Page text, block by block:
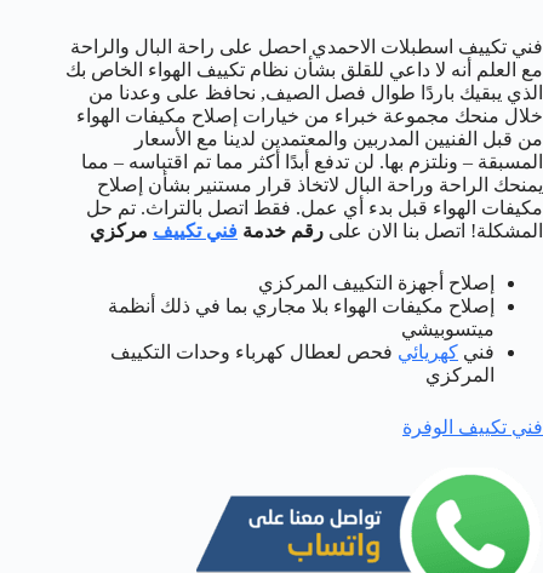
فني تكييف اسطبلات الاحمدي احصل على راحة البال والراحة
مع العلم أنه لا داعي للقلق بشأن نظام تكييف الهواء الخاص بك
الذي يبقيك باردًا طوال فصل الصيف, نحافظ على وعدنا من
خلال منحك مجموعة خبراء من خيارات إصلاح مكيفات الهواء
من قبل الفنيين المدربين والمعتمدين لدينا مع الأسعار
المسبقة – ونلتزم بها. لن تدفع أبدًا أكثر مما تم اقتباسه – مما
يمنحك الراحة وراحة البال لاتخاذ قرار مستنير بشأن إصلاح
مكيفات الهواء قبل بدء أي عمل. فقط اتصل بالتراث. تم حل
المشكلة! اتصل بنا الان على رقم خدمة فني تكييف مركزي
إصلاح أجهزة التكييف المركزي
إصلاح مكيفات الهواء بلا مجاري بما في ذلك أنظمة
ميتسوبيشي
فني كهريائي فحص لعطال كهرباء وحدات التكييف
المركزي
فني تكييف الوفرة